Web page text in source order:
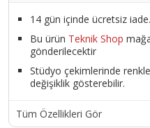
14 gün içinde ücretsiz iade.
Bu ürün Teknik Shop
gönderilecektir
Stüdyo çekimlerinde renkler
değişiklik gösterebilir.
Tüm Özellikleri Gör